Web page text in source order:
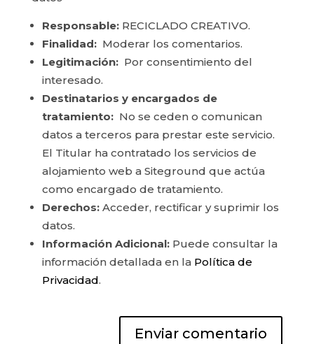
Responsable:RECICLADO CREATIVO.
Finalidad:Moderar los comentarios.
Legitimación:Por consentimiento del
interesado.
Destinatarios y encargados de
tratamiento:No se ceden o comunican
datos a terceros para prestar este servicio.
El Titular ha contratado los servicios de
alojamiento web a Siteground que actúa
como encargado de tratamiento.
Derechos:Acceder, rectificar y suprimir los
datos.
Información Adicional:Puede consultar la
información detallada en la Política de
Privacidad.